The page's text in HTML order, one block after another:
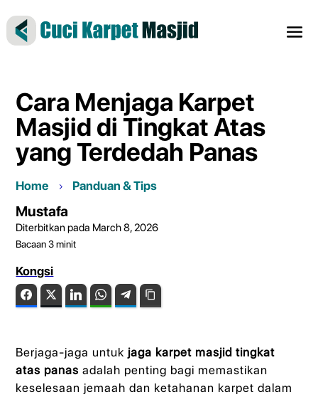
Cara Menjaga Karpet
Masjid di Tingkat Atas
yang Terdedah Panas
Home Panduan & Tips
Mustafa
Diterbitkan pada March 8, 2026
Bacaan 3 minit
Kongsi
FacebookTwitter LinkedIn WhatsAppTelegram
Berjaga-jaga untuk jaga karpet masjid tingkat
atas panas adalah penting bagi memastikan
keselesaan jemaah dan ketahanan karpet dalam